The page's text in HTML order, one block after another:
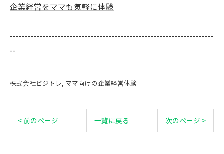
企業経営をママも気軽に体験
--------------------------------------------------------------------
--
株式会社ビジトレ ママ向けの企業経営体験
< 前のページ 一覧に戻る 次のページ >